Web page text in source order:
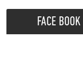
FACE BOOK